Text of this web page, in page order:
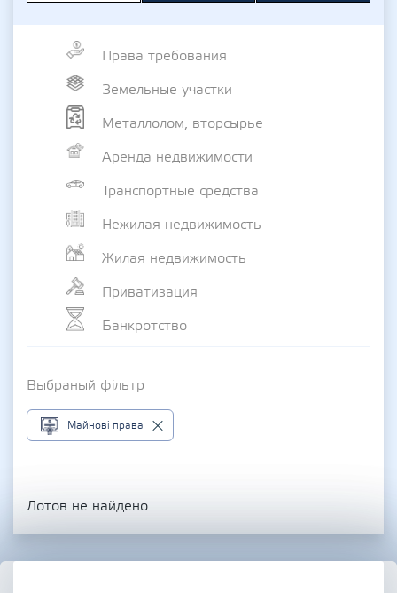
Права требования
Земельные участки
Металлолом, вторсырье
Аренда недвижимости
Транспортные средства
Нежилая недвижимость
Жилая недвижимость
Приватизация
Банкротство
Выбраный фільтр
Майнові права
Лотов не найдено